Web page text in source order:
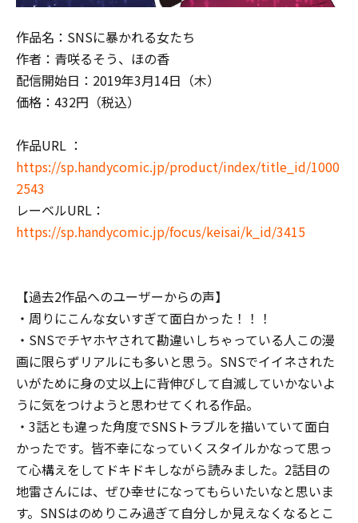
作品名：SNSに暴かれる女たち
作者：青咲るそう、ほの香
配信開始日：2019年3月14日（木）
価格：432円（税込）
作品URL ：
https://sp.handycomic.jp/product/index/title_id/1000
2543
レーベルURL：
https://sp.handycomic.jp/focus/keisai/k_id/3415
【過去2作品へのユーザーからの声】
・周りにこんな女いすぎて面白かった！！！
・SNSでチヤホヤされて勘違いしちゃっている人この漫
画に限らずリアルにも多いと思う。SNSでイイネされた
いがために身の丈以上に背伸びして自滅していかないよ
うに気をつけようと思わせてくれる作品。
・3話とも違った角度でSNSトラブルを描いていて面白
かったです。皆不幸になっていくスタイルかなって思っ
て心構えをしてドキドキしながら読みました。2話目の
地雷さんには、ぜひ幸せになってもらいたいなと思いま
す。SNSはのめりこみ過ぎて自分しか見えなくなるとこ